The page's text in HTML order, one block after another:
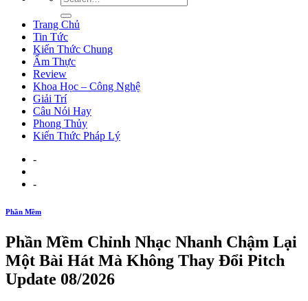
Trang Chủ
Tin Tức
Kiến Thức Chung
Ẩm Thực
Review
Khoa Học – Công Nghệ
Giải Trí
Câu Nói Hay
Phong Thủy
Kiến Thức Pháp Lý
-
-
Phần Mềm
Phần Mềm Chỉnh Nhạc Nhanh Chậm Lại
Một Bài Hát Mà Không Thay Đổi Pitch
Update 08/2026